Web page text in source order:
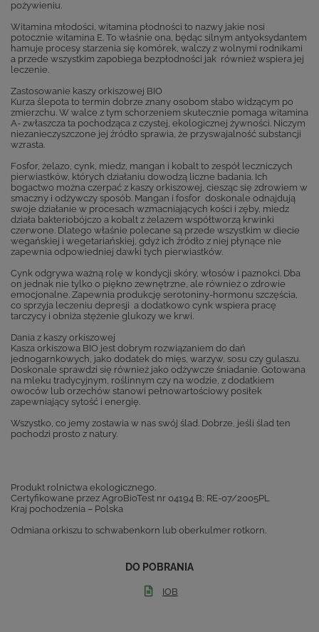
pożywieniu.
Witamina młodości, witamina płodności to nazwy jakie nosi
potocznie witamina E. To właśnie ona, będąc silnym antyoksydantem
hamuje procesy starzenia się komórek, walczy z wolnymi rodnikami
a przede wszystkim zapobiega bezpłodności jak również wspiera jej
leczenie.
Zastosowanie kaszy orkiszowej BIO
Kurza ślepota to termin dobrze znany osobom słabo widzącym po
zmierzchu. W walce z tym schorzeniem skutecznie pomaga witamina
A- zwłaszcza ta pochodząca z czystej, ekologicznej żywności. Niczym
niezanieczyszczone jej źródło sprawia, że przyswajalność substancji
wzrasta.
Fosfor, żelazo, cynk, miedz, mangan i kobalt to zespół leczniczych
pierwiastków, których działaniu dowodzą liczne badania. Ich
bogactwo można czerpać z kaszy orkiszowej, ciesząc się zdrowiem w
smaczny i odżywczy sposób. Mangan i fosfor doskonale odnajdują
swoje działanie w procesach wzmacniających kości i zęby, miedz
działa bakteriobójczo a kobalt z żelazem współtworzą krwinki
czerwone. Dlatego właśnie polecane są przede wszystkim w diecie
wegańskiej i wegetariańskiej, gdyż ich źródło z niej płynące nie
zapewnia odpowiedniej dawki tych pierwiastków.
Cynk odgrywa ważną rolę w kondycji skóry, włosów i paznokci. Dba
on jednak nie tylko o piękno zewnętrzne, ale również o zdrowie
emocjonalne. Zapewnia produkcję serotoniny-hormonu szczęścia,
co sprzyja leczeniu depresji a dodatkowo cynk wspiera pracę
tarczycy i obniża stężenie glukozy we krwi.
Dania z kaszy orkiszowej
Kasza orkiszowa BIO jest dobrym rozwiązaniem do dań
jednogarnkowych, jako dodatek do mięs, warzyw, sosu czy gulaszu.
Doskonale sprawdzi się również jako odżywcze śniadanie. Gotowana
na mleku tradycyjnym, roślinnym czy na wodzie, z dodatkiem
owoców lub orzechów stanowi pełnowartościowy posiłek
zapewniający sytość i energię.
Wszystko, co jemy zostawia w nas swój ślad. Dobrze, jeśli ślad ten
pochodzi prosto z natury.
Produkt rolnictwa ekologicznego.
Certyfikowane przez AgroBioTest nr 04194 B; RE-07/2005PL
Kraj pochodzenia – Polska
Odmiana orkiszu to schwabenkorn lub oberkulmer rotkorn.
DO POBRANIA
IOB